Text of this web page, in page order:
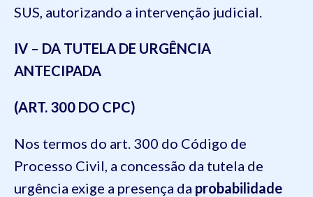
SUS, autorizando a intervenção judicial.
IV – DA TUTELA DE URGÊNCIA
ANTECIPADA
(ART. 300 DO CPC)
Nos termos do art. 300 do Código de
Processo Civil, a concessão da tutela de
urgência exige a presença da probabilidade